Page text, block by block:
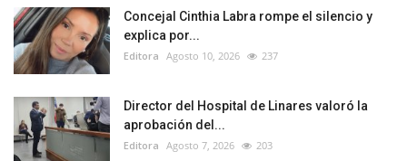
Concejal Cinthia Labra rompe el silencio y
explica por...
Editora Agosto 10, 2026 237
Director del Hospital de Linares valoró la
aprobación del...
Editora Agosto 7, 2026 203